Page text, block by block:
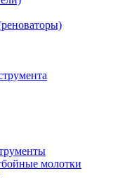
молотки